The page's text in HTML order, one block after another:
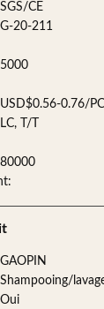
SGS/CE
G-20-211
5000
USD$0.56-0.76/
LC, T/T
80000
GAOPIN
Shampooing/
Oui